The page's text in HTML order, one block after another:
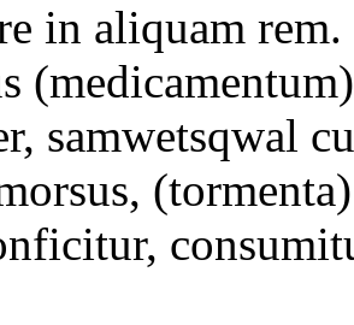
in aliquam rem.
samwetsqwal